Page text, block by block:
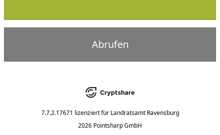
Abrufen
7.7.2.17671 lizenziert für Landratsamt Ravensburg
2026 Pointsharp GmbH